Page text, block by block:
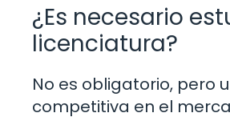
¿Es necesario
licenciatura?
No es obligatorio, pero
competitiva en el